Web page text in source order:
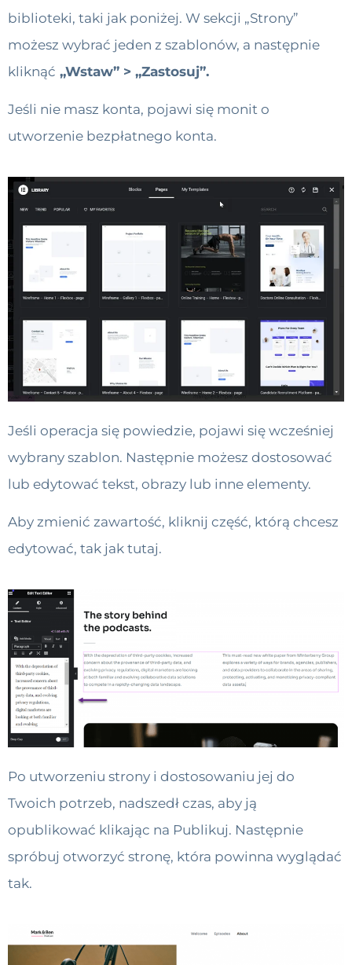
biblioteki, taki jak poniżej. W sekcji „Strony”
możesz wybrać jeden z szablonów, a następnie
kliknąć „Wstaw” > „Zastosuj”.
Jeśli nie masz konta, pojawi się monit o
utworzenie bezpłatnego konta.
Jeśli operacja się powiedzie, pojawi się wcześniej
wybrany szablon. Następnie możesz dostosować
lub edytować tekst, obrazy lub inne elementy.
Aby zmienić zawartość, kliknij część, którą chcesz
edytować, tak jak tutaj.
Po utworzeniu strony i dostosowaniu jej do
Twoich potrzeb, nadszedł czas, aby ją
opublikować klikając na Publikuj. Następnie
spróbuj otworzyć stronę, która powinna wyglądać
tak.